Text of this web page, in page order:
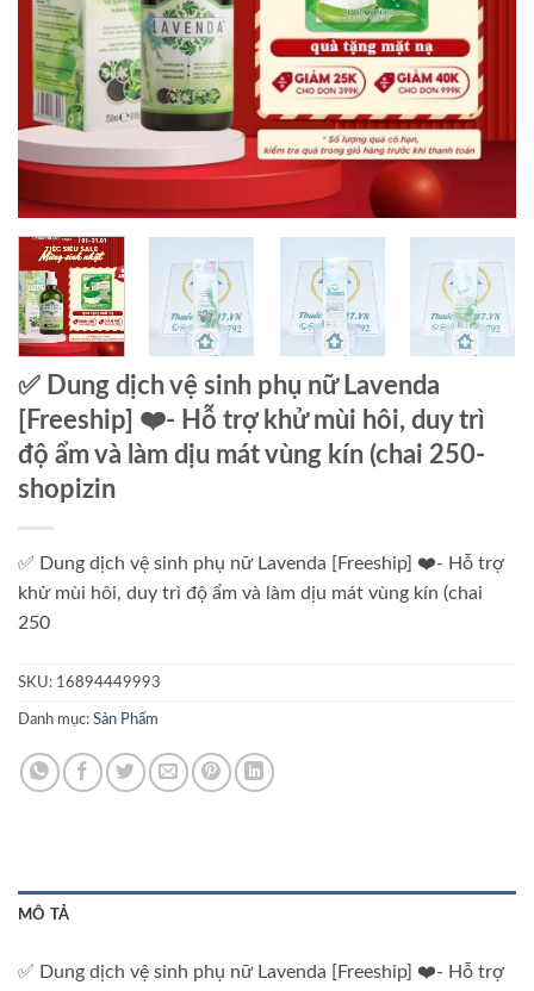
✅ Dung dịch vệ sinh phụ nữ Lavenda
[Freeship] ❤️- Hỗ trợ khử mùi hôi, duy trì
độ ẩm và làm dịu mát vùng kín (chai 250-
shopizin
✅ Dung dịch vệ sinh phụ nữ Lavenda [Freeship] ❤️- Hỗ trợ
khử mùi hôi, duy trì độ ẩm và làm dịu mát vùng kín (chai
250
SKU: 16894449993
Danh mục: Sản Phẩm
MÔ TẢ
✅ Dung dịch vệ sinh phụ nữ Lavenda [Freeship] ❤️- Hỗ trợ